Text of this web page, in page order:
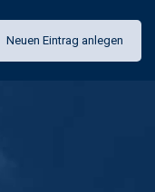
Neuen Eintrag anlegen